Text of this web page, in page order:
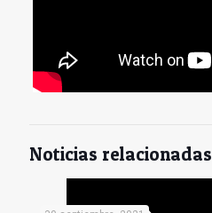
Noticias relacionadas